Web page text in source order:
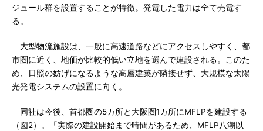
ジュール群を設置することが特徴。発電した電力は全て売電す
る。
大型物流施設は、一般に高速道路などにアクセスしやすく、都
市圏に近く、地価が比較的低い立地を選んで建設される。このた
め、日照の妨げになるような高層建築が隣接せず、大規模な太陽
光発電システムの設置に向く。
同社は今後、首都圏の5カ所と大阪圏1カ所にMFLPを建設する
（図2）。「実際の建設開始まで時間があるため、MFLP八潮以